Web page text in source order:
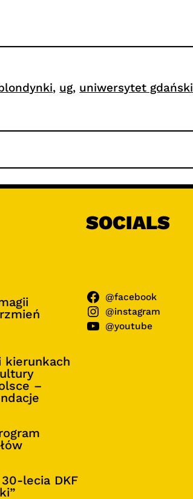
, ug, uniwersytet gdański
kierunkach
–
lecia DKF
SOCIALS
@facebook
@instagram
@youtube